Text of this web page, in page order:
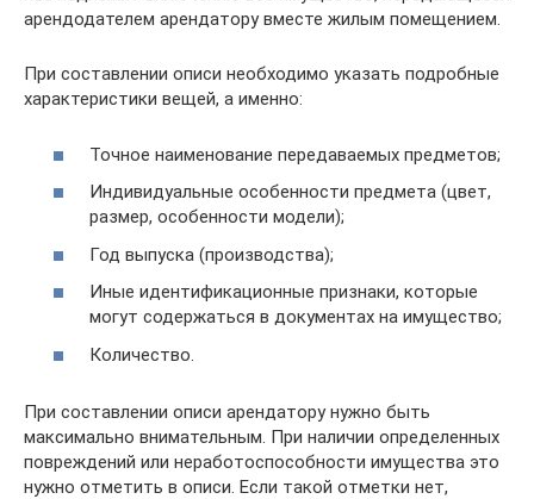
арендодателем арендатору вместе жилым помещением.
При составлении описи необходимо указать подробные
характеристики вещей, а именно:
Точное наименование передаваемых предметов;
Индивидуальные особенности предмета (цвет,
размер, особенности модели);
Год выпуска (производства);
Иные идентификационные признаки, которые
могут содержаться в документах на имущество;
Количество.
При составлении описи арендатору нужно быть
максимально внимательным. При наличии определенных
повреждений или неработоспособности имущества это
нужно отметить в описи. Если такой отметки нет,